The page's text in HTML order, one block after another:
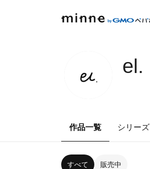
el.
作品一覧 シリーズ
すべて 販売中